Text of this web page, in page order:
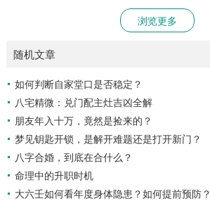
浏览更多
随机文章
如何判断自家堂口是否稳定？
八宅精微：兑门配主灶吉凶全解
朋友年入十万，竟然是捡来的？
梦见钥匙开锁，是解开难题还是打开新门？
八字合婚，到底在合什么？
命理中的升职时机
大六壬如何看年度身体隐患？如何提前预防？